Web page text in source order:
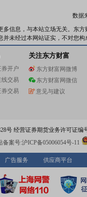
数据
多信息，与本站立场无关。东
未经过本网站证实，不对您
券开户
线交易
券交易
关注东方财富
东方财富网微博
东方财富网微信
意见与建议
号 经营证券期货业务许可证编
备案号:沪ICP备05006054号-11
广告服务 供应商平台